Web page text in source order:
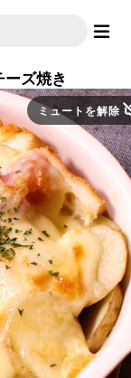
ズ焼き
ミュートを解除